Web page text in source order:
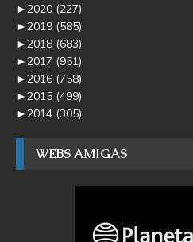
►2020 (227)
►2019 (585)
►2018 (683)
►2017 (951)
►2016 (758)
►2015 (499)
►2014 (305)
WEBS AMIGAS